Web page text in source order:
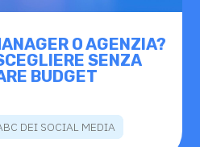
O AGENZIA?
SENZA
BUDGET
DEI SOCIAL MEDIA